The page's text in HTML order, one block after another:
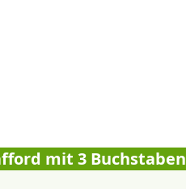
mit 3 Buchstaben